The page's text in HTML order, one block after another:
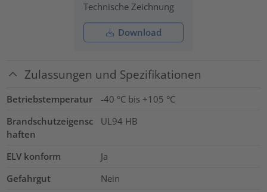
Technische Zeichnung
Download
Zulassungen und Spezifikationen
Betriebstemperatur
-40 °C bis +105 °C
Brandschutzeigensc
haften
UL94 HB
ELV konform
Ja
Gefahrgut
Nein